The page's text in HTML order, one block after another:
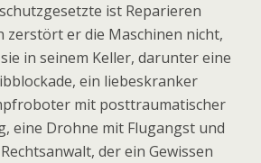
ist Reparieren
zerstört er die Maschinen nicht,
in seinem Keller, darunter eine
ein liebeskranker
mit posttraumatischer
eine Drohne mit Flugangst und
der ein Gewissen